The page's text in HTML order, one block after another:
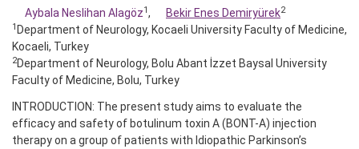
Aybala Neslihan Alagöz1, Bekir Enes Demiryürek2
1 Department of Neurology, Kocaeli University Faculty of Medicine,
Kocaeli, Turkey
2Department of Neurology, Bolu Abant İzzet Baysal University
Faculty of Medicine, Bolu, Turkey
INTRODUCTION: The present study aims to evaluate the
efficacy and safety of botulinum toxin A (BONT-A) injection
therapy on a group of patients with Idiopathic Parkinson’s